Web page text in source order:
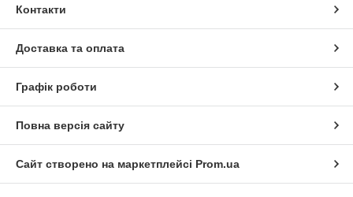
Контакти
Доставка та оплата
Графік роботи
Повна версія сайту
Сайт створено на маркетплейсі Prom.ua